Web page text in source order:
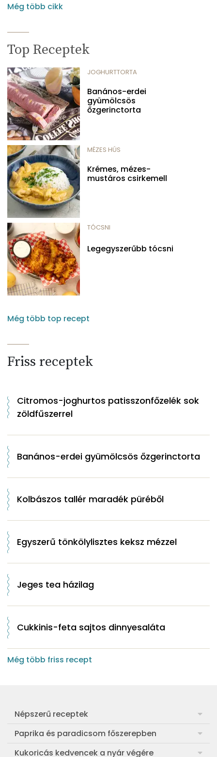
Még több cikk
Top Receptek
JOGHURTTORTA
Banános-erdei
gyümölcsös
őzgerinctorta
MÉZES HÚS
Krémes, mézes-
mustáros csirkemell
TÓCSNI
Legegyszerűbb tócsni
Még több top recept
Friss receptek
Citromos-joghurtos patisszonfőzelék sok
zöldfűszerrel
Banános-erdei gyümölcsös őzgerinctorta
Kolbászos tallér maradék püréből
Egyszerű tönkölylisztes keksz mézzel
Jeges tea házilag
Cukkinis-feta sajtos dinnyesaláta
Még több friss recept
Népszerű receptek
Frankfurti leves
Egyszerű muffin
Paprika és paradicsom főszerepben
Pan con Tomate
Kukoricás kedvencek a nyár végére